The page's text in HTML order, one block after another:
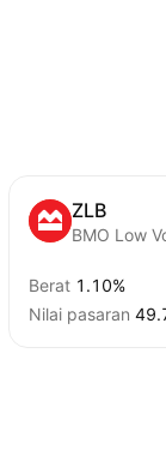
ZLB
Berat 1.10%
Nilai pasaran